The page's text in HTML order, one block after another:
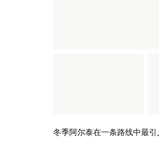
冬季阿尔泰在一条路线中最